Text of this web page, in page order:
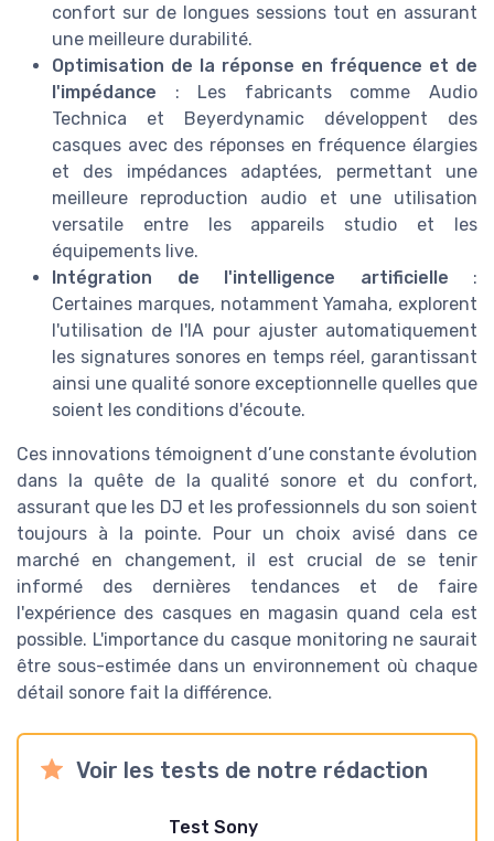
confort sur de longues sessions tout en assurant
une meilleure durabilité.
Optimisation de la réponse en fréquence et de
l'impédance : Les fabricants comme Audio
Technica et Beyerdynamic développent des
casques avec des réponses en fréquence élargies
et des impédances adaptées, permettant une
meilleure reproduction audio et une utilisation
versatile entre les appareils studio et les
équipements live.
Intégration de l'intelligence artificielle :
Certaines marques, notamment Yamaha, explorent
l'utilisation de l'IA pour ajuster automatiquement
les signatures sonores en temps réel, garantissant
ainsi une qualité sonore exceptionnelle quelles que
soient les conditions d'écoute.
Ces innovations témoignent d’une constante évolution
dans la quête de la qualité sonore et du confort,
assurant que les DJ et les professionnels du son soient
toujours à la pointe. Pour un choix avisé dans ce
marché en changement, il est crucial de se tenir
informé des dernières tendances et de faire
l'expérience des casques en magasin quand cela est
possible. L'importance du casque monitoring ne saurait
être sous-estimée dans un environnement où chaque
détail sonore fait la différence.
Voir les tests de notre rédaction
Test Sony